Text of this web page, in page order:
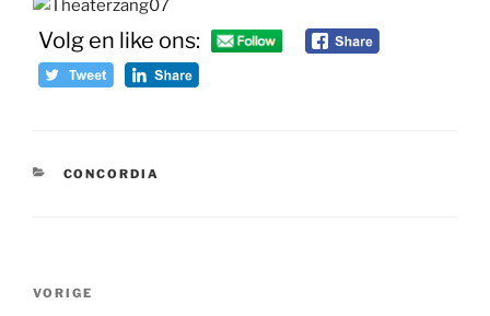
Volg en like ons:
CATEGORIEËN
CONCORDIA
Bericht
Vorig
VORIGE